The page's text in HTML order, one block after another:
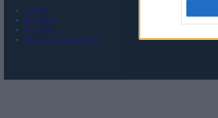
KONTAKT
REDAKCJA
REKLAMA
POLITYKA PRYWATNOŚCI